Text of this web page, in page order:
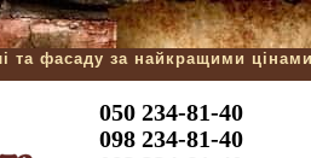
та фасаду за найкращими
050 234-81-40
098 234-81-40